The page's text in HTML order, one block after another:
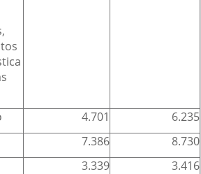
4.701
6.235
7.386
8.730
3.339
3.416